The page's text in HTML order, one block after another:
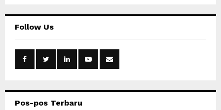
h
o
Follow Us
Pos-pos Terbaru